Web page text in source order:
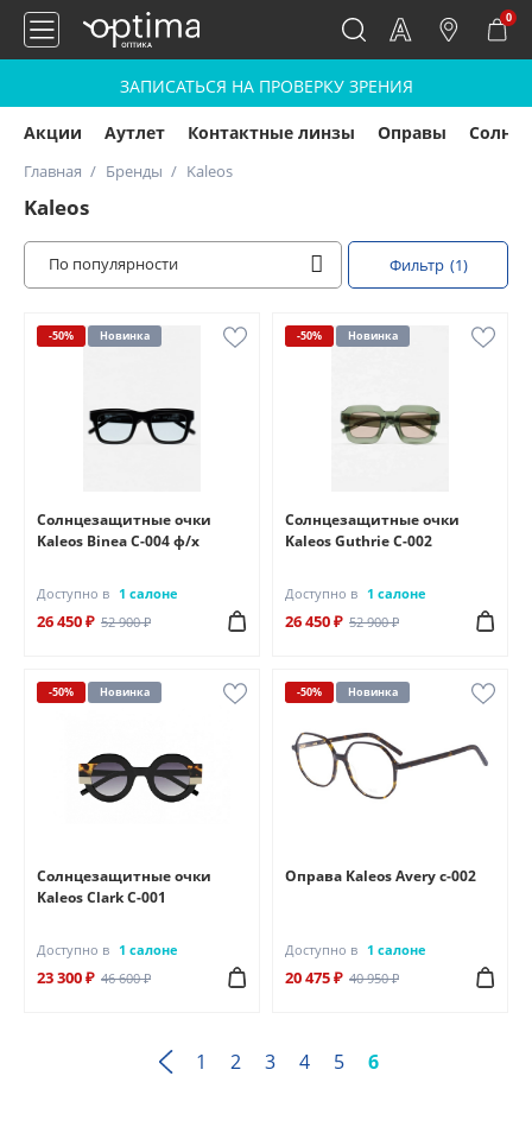
0
ЗАПИСАТЬСЯ НА ПРОВЕРКУ ЗРЕНИЯ
Акции Аутлет Контактные линзы Оправы
Главная Бренды Kaleos
Kaleos
По популярности Фильтр (1)
-50% Новинка
Солнцезащитные очки
Kaleos Binea C-004 ф/х
Доступно в 1 салоне
26 450 ₽ 52 900 ₽
-50% Новинка
Солнцезащитные очки
Kaleos Guthrie C-002
Доступно в 1 салоне
26 450 ₽ 52 900 ₽
-50% Новинка
Солнцезащитные очки
Kaleos Clark C-001
Доступно в 1 салоне
23 300 ₽ 46 600 ₽
-50% Новинка
Оправа Kaleos Avery c-002
Доступно в 1 салоне
20 475 ₽ 40 950 ₽
1 2 3 4 5 6